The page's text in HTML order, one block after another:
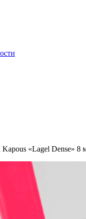
«Lagel Dense» 8